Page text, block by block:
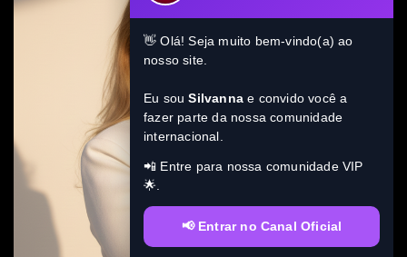
👋 Olá! Seja muito bem-vindo(a) ao
nosso site.
Eu souSilvanna e convido você a
fazer parte da nossa comunidade
internacional.
📲 Entre para nossa comunidade VIP
🌟.
📢 Entrar no Canal Oficial